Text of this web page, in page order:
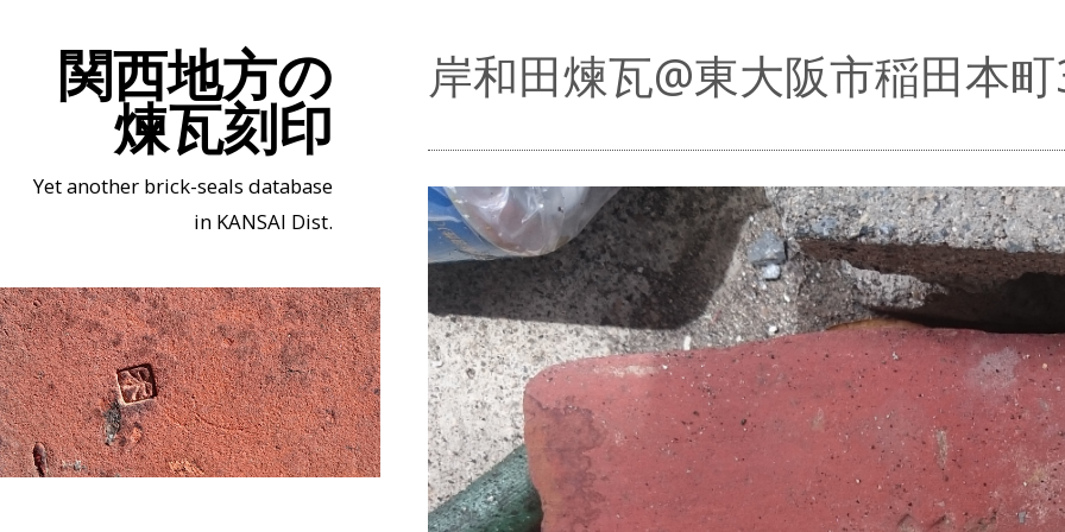
関西地方の
煉瓦刻印
Yet another brick-seals database
in KANSAI Dist.
岸和田煉瓦@東大阪市稲田本